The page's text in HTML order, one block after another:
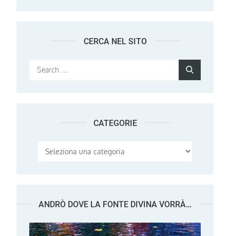
CERCA NEL SITO
Search
CATEGORIE
Categorie
ANDRÒ DOVE LA FONTE DIVINA VORRÀ…